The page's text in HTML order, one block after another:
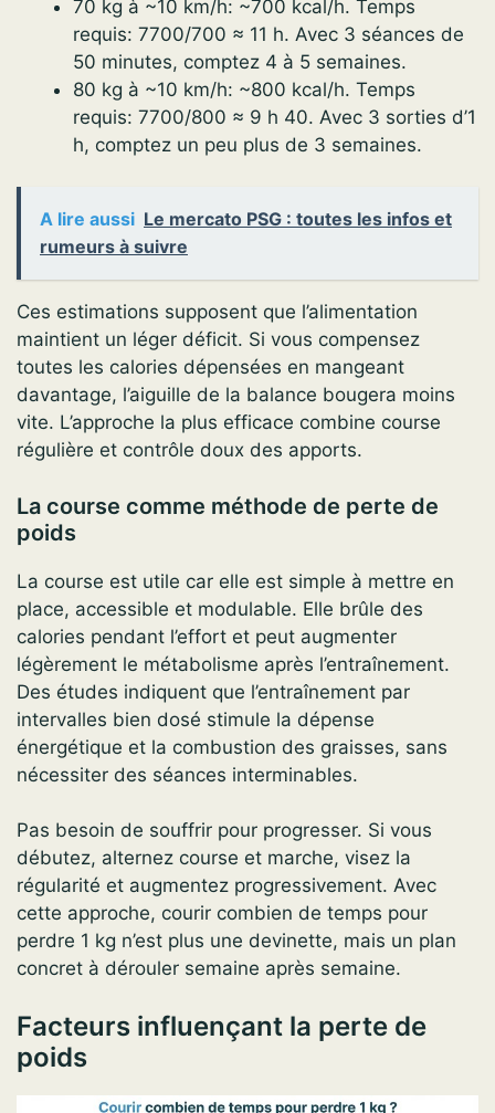
70 kg à ~10 km/h: ~700 kcal/h. Temps
requis: 7700/700 ≈ 11 h. Avec 3 séances de
50 minutes, comptez 4 à 5 semaines.
80 kg à ~10 km/h: ~800 kcal/h. Temps
requis: 7700/800 ≈ 9 h 40. Avec 3 sorties d’1
h, comptez un peu plus de 3 semaines.
A lire aussi Le mercato PSG : toutes les infos et
rumeurs à suivre
Ces estimations supposent que l’alimentation
maintient un léger déficit. Si vous compensez
toutes les calories dépensées en mangeant
davantage, l’aiguille de la balance bougera moins
vite. L’approche la plus efficace combine course
régulière et contrôle doux des apports.
La course comme méthode de perte de
poids
La course est utile car elle est simple à mettre en
place, accessible et modulable. Elle brûle des
calories pendant l’effort et peut augmenter
légèrement le métabolisme après l’entraînement.
Des études indiquent que l’entraînement par
intervalles bien dosé stimule la dépense
énergétique et la combustion des graisses, sans
nécessiter des séances interminables.
Pas besoin de souffrir pour progresser. Si vous
débutez, alternez course et marche, visez la
régularité et augmentez progressivement. Avec
cette approche, courir combien de temps pour
perdre 1 kg n’est plus une devinette, mais un plan
concret à dérouler semaine après semaine.
Facteurs influençant la perte de
poids